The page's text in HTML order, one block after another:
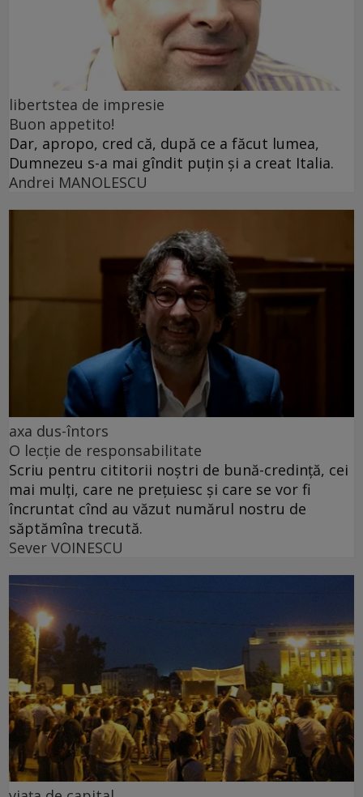
libertstea de impresie
Buon appetito!
Dar, apropo, cred că, după ce a făcut lumea,
Dumnezeu s-a mai gîndit puțin și a creat Italia.
Andrei MANOLESCU
axa dus-întors
O lecție de responsabilitate
Scriu pentru cititorii noștri de bună-credință, cei
mai mulți, care ne prețuiesc și care se vor fi
încruntat cînd au văzut numărul nostru de
săptămîna trecută.
Sever VOINESCU